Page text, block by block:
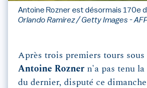
Antoine Rozner est désormais 170e
Orlando Ramirez / Getty Images -
Après trois premiers tours sous
Antoine Rozner n'a pas tenu la
du dernier, disputé ce